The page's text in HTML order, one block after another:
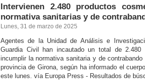
Intervienen 2.480 productos
normativa sanitarias y de
Lunes, 31 de marzo de 2025
Agentes de la Unidad de Análisis e
Guardia Civil han incautado un total de 2.480
incumplir la normativa sanitaria y de
provincia de Girona, según ha informado el
este lunes. vía Europa Press - Resultados de